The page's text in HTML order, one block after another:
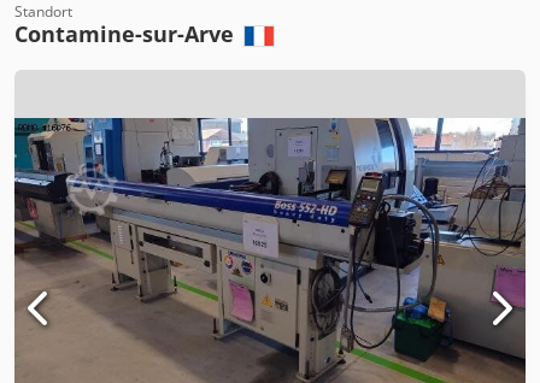
Standort
Contamine-sur-Arve